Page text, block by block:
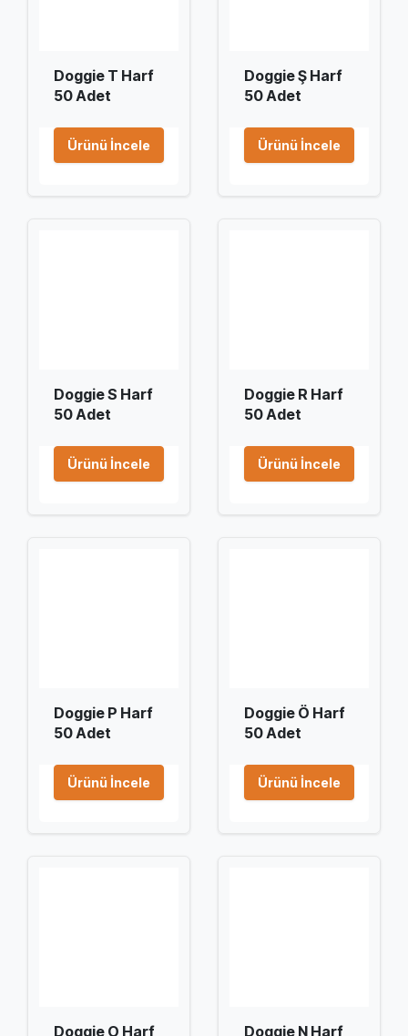
Doggie T Harf
50 Adet
Ürünü İncele
Doggie Ş Harf
50 Adet
Ürünü İncele
Doggie S Harf
50 Adet
Ürünü İncele
Doggie R Harf
50 Adet
Ürünü İncele
Doggie P Harf
50 Adet
Ürünü İncele
Doggie Ö Harf
50 Adet
Ürünü İncele
Doggie O Harf
Doggie N Harf